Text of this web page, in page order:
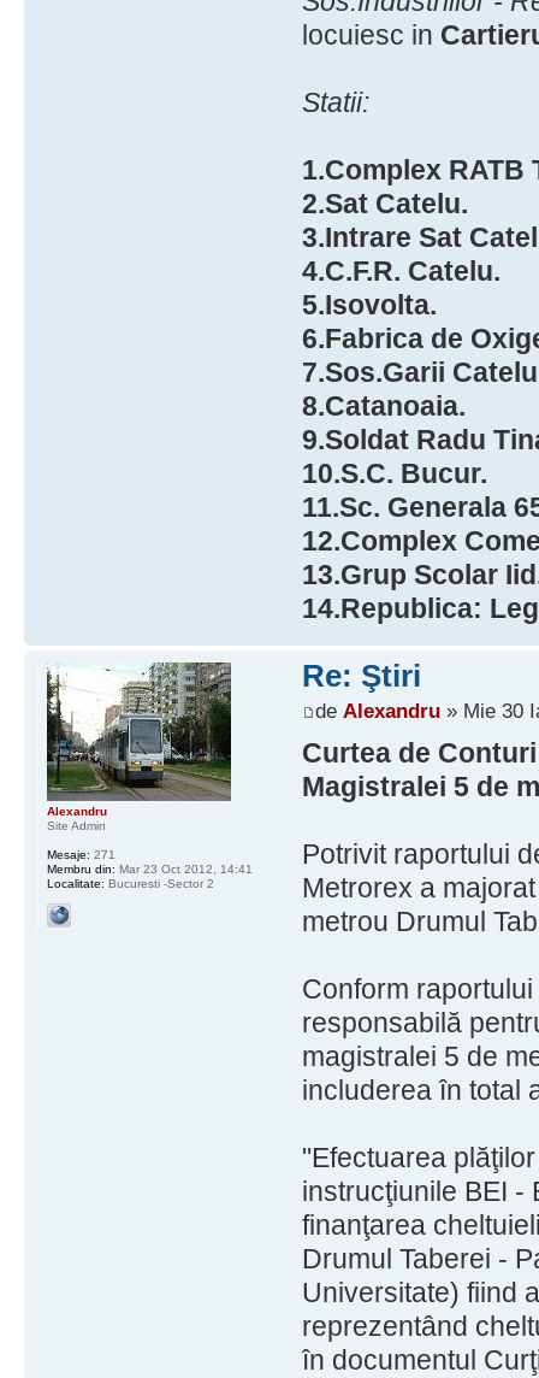
locuiesc in
Statii:
1.Complex
2.Sat Catelu.
3.Intrare Sat
4.C.F.R. Catelu.
5.Isovolta.
6.Fabrica de
7.Sos.Garii
8.Catanoaia.
9.Soldat Radu
10.S.C. Bucur.
11.Sc. Generala
12.Complex
13.Grup Scolar
14.Republica:
Re: Ştiri
de Alexandru» Mie 30
Curtea de
Magistralei 5 de
Potrivit raportului
Metrorex a
metrou Drumul
Conform
responsabilă
magistralei 5 de
includerea în total
"Efectuarea
instrucţiunile BEI -
finanţarea
Drumul Taberei -
Universitate) fiind
reprezentând
în documentul
Alexandru
Site Admin
Mesaje: 271
Membru din: Mar 23 Oct 2012, 14:41
Localitate: Bucuresti -Sector 2